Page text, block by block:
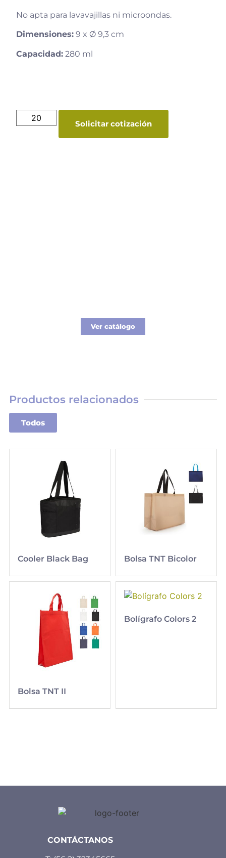
No apta para lavavajillas ni microondas.
Dimensiones: 9 x Ø 9,3 cm
Capacidad: 280 ml
Solicitar cotización
Ver catálogo
Productos relacionados
Todos
Cooler Black Bag Bolsa TNT Bicolor
Bolsa TNT II
Bolígrafo Colors 2
CONTÁCTANOS